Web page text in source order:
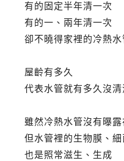
有的固定半年清一次
有的一、兩年清一次
卻不曉得家裡的冷熱
屋齡有多久
代表水管就有多久沒清
雖然冷熱水管沒有曝露
但水管裡的生物膜、
也是照常滋生、生成